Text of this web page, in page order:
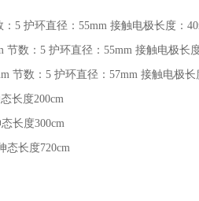
5 护环直径： 55mm 接触电极长度：
节数： 5 护环直径： 55mm 接触电极长
节数： 5 护环直径： 57mm 接触电极长
长度200cm
长度300cm
态长度720cm